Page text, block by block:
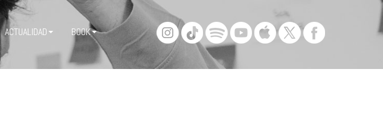
ACTUALIDAD BOOK